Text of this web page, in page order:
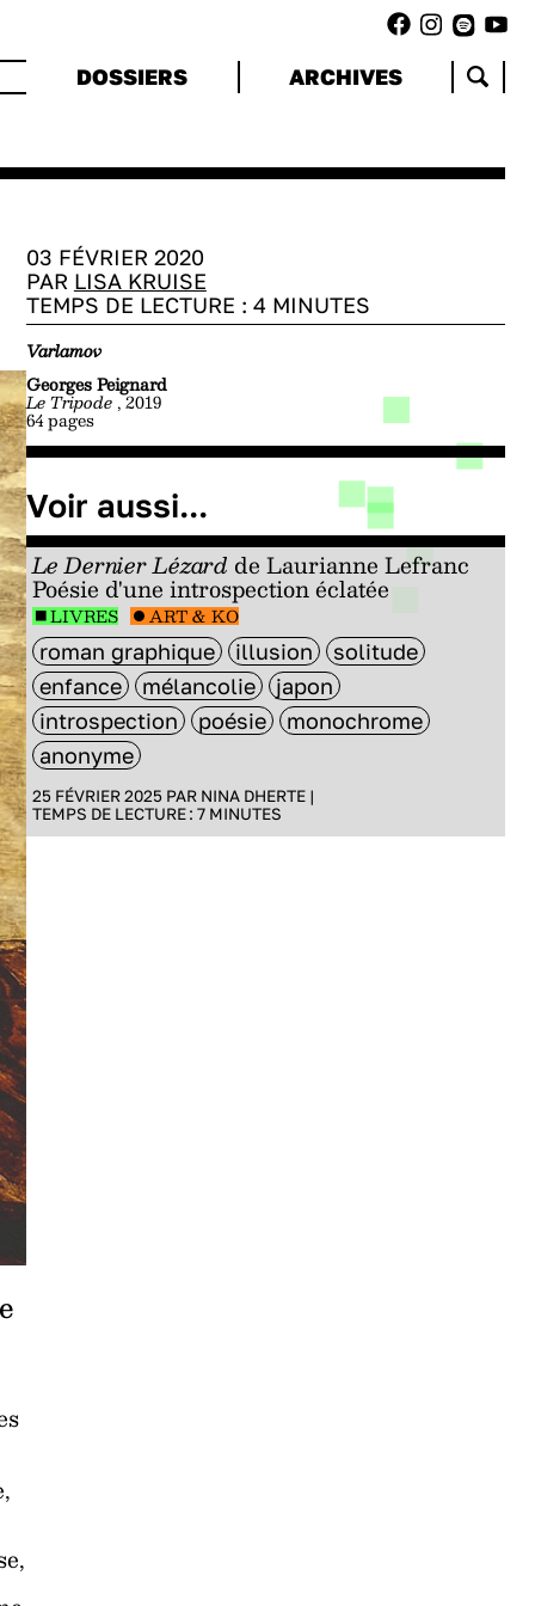
DOSSIERS ARCHIVES
03 FÉVRIER 2020
PAR LISA KRUISE
TEMPS DE LECTURE : 4 MINUTES
Varlamov
Georges Peignard
Le Tripode, 2019
64 pages
Voir aussi...
Le Dernier Lézard de Laurianne Lefranc
Poésie d'une introspection éclatée
LIVRES ART & KO
roman graphique illusion
solitude
enfance
mélancolie
japon
introspection
poésie
monochrome
anonyme
25 FÉVRIER 2025 PAR NINA DHERTE|
TEMPS DE LECTURE : 7MINUTES